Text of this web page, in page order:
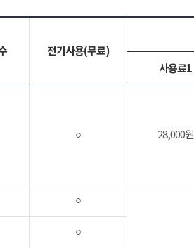
전기사용(무료)
사용료1
○ 28,000원
○
○